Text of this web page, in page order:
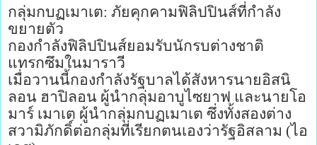
กลุ่มกบฏเมาเต: ภัยคุกคามฟิลิปปินส์ที่กำลัง
ขยายตัว
กองกำลังฟิลิปปินส์ยอมรับนักรบต่างชาติ
แทรกซึมในมาราวี
เมื่อวานนี้กองกำลังรัฐบาลได้สังหารนายอิสนิ
ลอน ฮาปิลอน ผู้นำกลุ่มอาบูไซยาฟ และนายโอ
มาร์ เมาเต ผู้นำกลุ่มกบฏเมาเต ซึ่งทั้งสองต่าง
สวามิภักดิ์ต่อกลุ่มที่เรียกตนเองว่ารัฐอิสลาม (ไอ